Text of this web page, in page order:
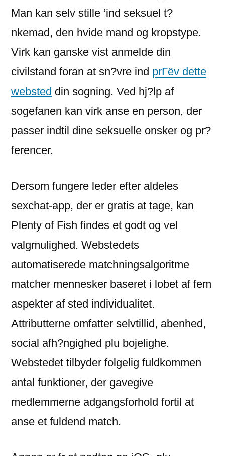
Man kan selv stille ‘ind seksuel t?
nkemad, den hvide mand og kropstype.
Virk kan ganske vist anmelde din
civilstand foran at sn?vre ind prГёv dette
websted din sogning. Ved hj?lp af
sogefanen kan virk anse en person, der
passer indtil dine seksuelle onsker og pr?
ferencer.
Dersom fungere leder efter aldeles
sexchat-app, der er gratis at tage, kan
Plenty of Fish findes et godt og vel
valgmulighed. Webstedets
automatiserede matchningsalgoritme
matcher mennesker baseret i lobet af fem
aspekter af sted individualitet.
Attributterne omfatter selvtillid, abenhed,
social afh?ngighed plu bojelighe.
Webstedet tilbyder folgelig fuldkommen
antal funktioner, der gavegive
medlemmerne adgangsforhold fortil at
anse et fuldend match.